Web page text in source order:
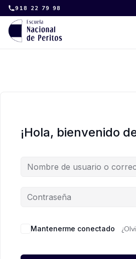
Skip
to
content
918 22 79 98
¡Hola, bienvenido
Mantenerme conectado